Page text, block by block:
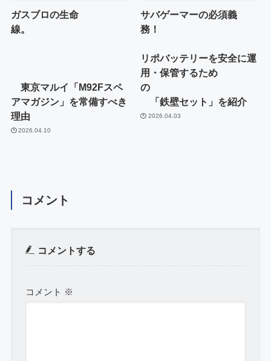
ガスブロの生命
線。
東京マルイ「M92Fスペ
アマガジン」を常備すべき
理由
2026.04.10
サバゲーマーの必須義
務！
リポバッテリーを安全に運
用・保管するため
の
「鉄壁セット」を紹介
2026.04.03
コメント
コメントする
コメント ※